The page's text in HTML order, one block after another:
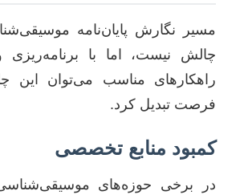
مسیر نگارش پایان‌نامه
چالش نیست، اما با برنامه‌ریزی
راهکارهای مناسب می‌توان این
فرصت تبدیل کرد.
کمبود منابع تخصصی
در برخی حوزه‌های